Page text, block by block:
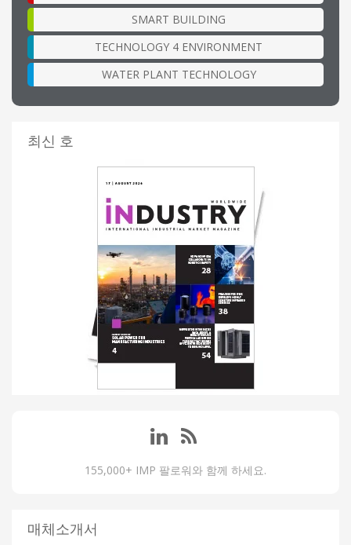
SMART BUILDING
TECHNOLOGY 4 ENVIRONMENT
WATER PLANT TECHNOLOGY
최신 호
155,000+ IMP 팔로워와 함께 하세요.
매체소개서